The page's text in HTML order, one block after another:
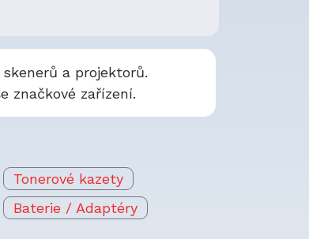
a projektorů.
značkové zařízení.
Tonerové kazety
Baterie / Adaptéry